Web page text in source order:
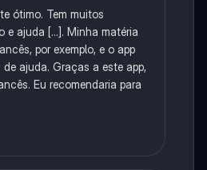
ótimo. Tem muitos
e ajuda [...]. Minha matéria
por exemplo, e o app
ajuda. Graças a este app,
Eu recomendaria para